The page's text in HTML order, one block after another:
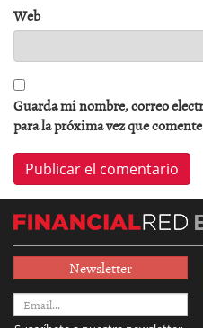
Web
Guarda mi nombre, correo
para la próxima vez que
Newsletter